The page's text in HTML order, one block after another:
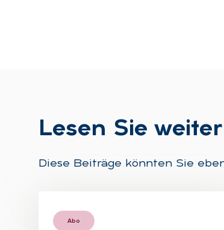
Le­sen Sie wei­ter
Diese Beiträge könnten Sie
Abo